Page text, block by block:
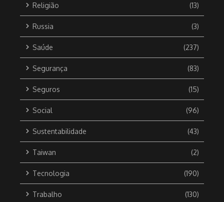
Religião (13)
Russia (3)
Saúde (237)
Segurança (83)
Seguros (15)
Social (96)
Sustentabilidade (43)
Taiwan (2)
Tecnologia (190)
Trabalho (130)